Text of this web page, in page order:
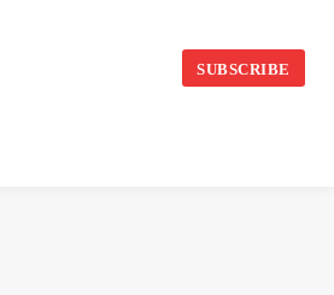
SUBSCRIBE